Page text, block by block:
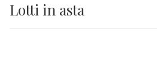
Lotti in asta